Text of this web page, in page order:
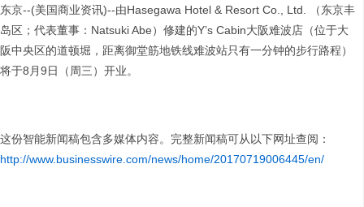
东京--(美国商业资讯)--由Hasegawa Hotel & Resort Co., Ltd. （东京丰
岛区；代表董事：Natsuki Abe）修建的Y’s Cabin大阪难波店（位于大
阪中央区的道顿堀，距离御堂筋地铁线难波站只有一分钟的步行路程）
将于8月9日（周三）开业。
这份智能新闻稿包含多媒体内容。完整新闻稿可从以下网址查阅：
http://www.businesswire.com/news/home/20170719006445/en/